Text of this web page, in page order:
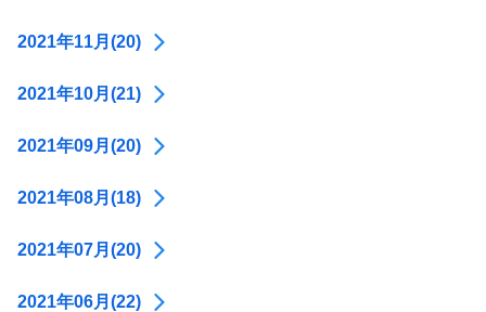
2021年11月(20)
2021年10月(21)
2021年09月(20)
2021年08月(18)
2021年07月(20)
2021年06月(22)